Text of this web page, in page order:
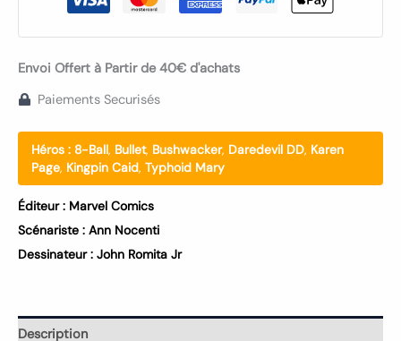
Envoi Offert à Partir de 40€ d'achats
Paiements Securisés
Héros : 8-Ball, Bullet, Bushwacker, Daredevil DD, Karen
Page, Kingpin Caid, Typhoid Mary
Éditeur : Marvel Comics
Scénariste : Ann Nocenti
Dessinateur : John Romita Jr
Description